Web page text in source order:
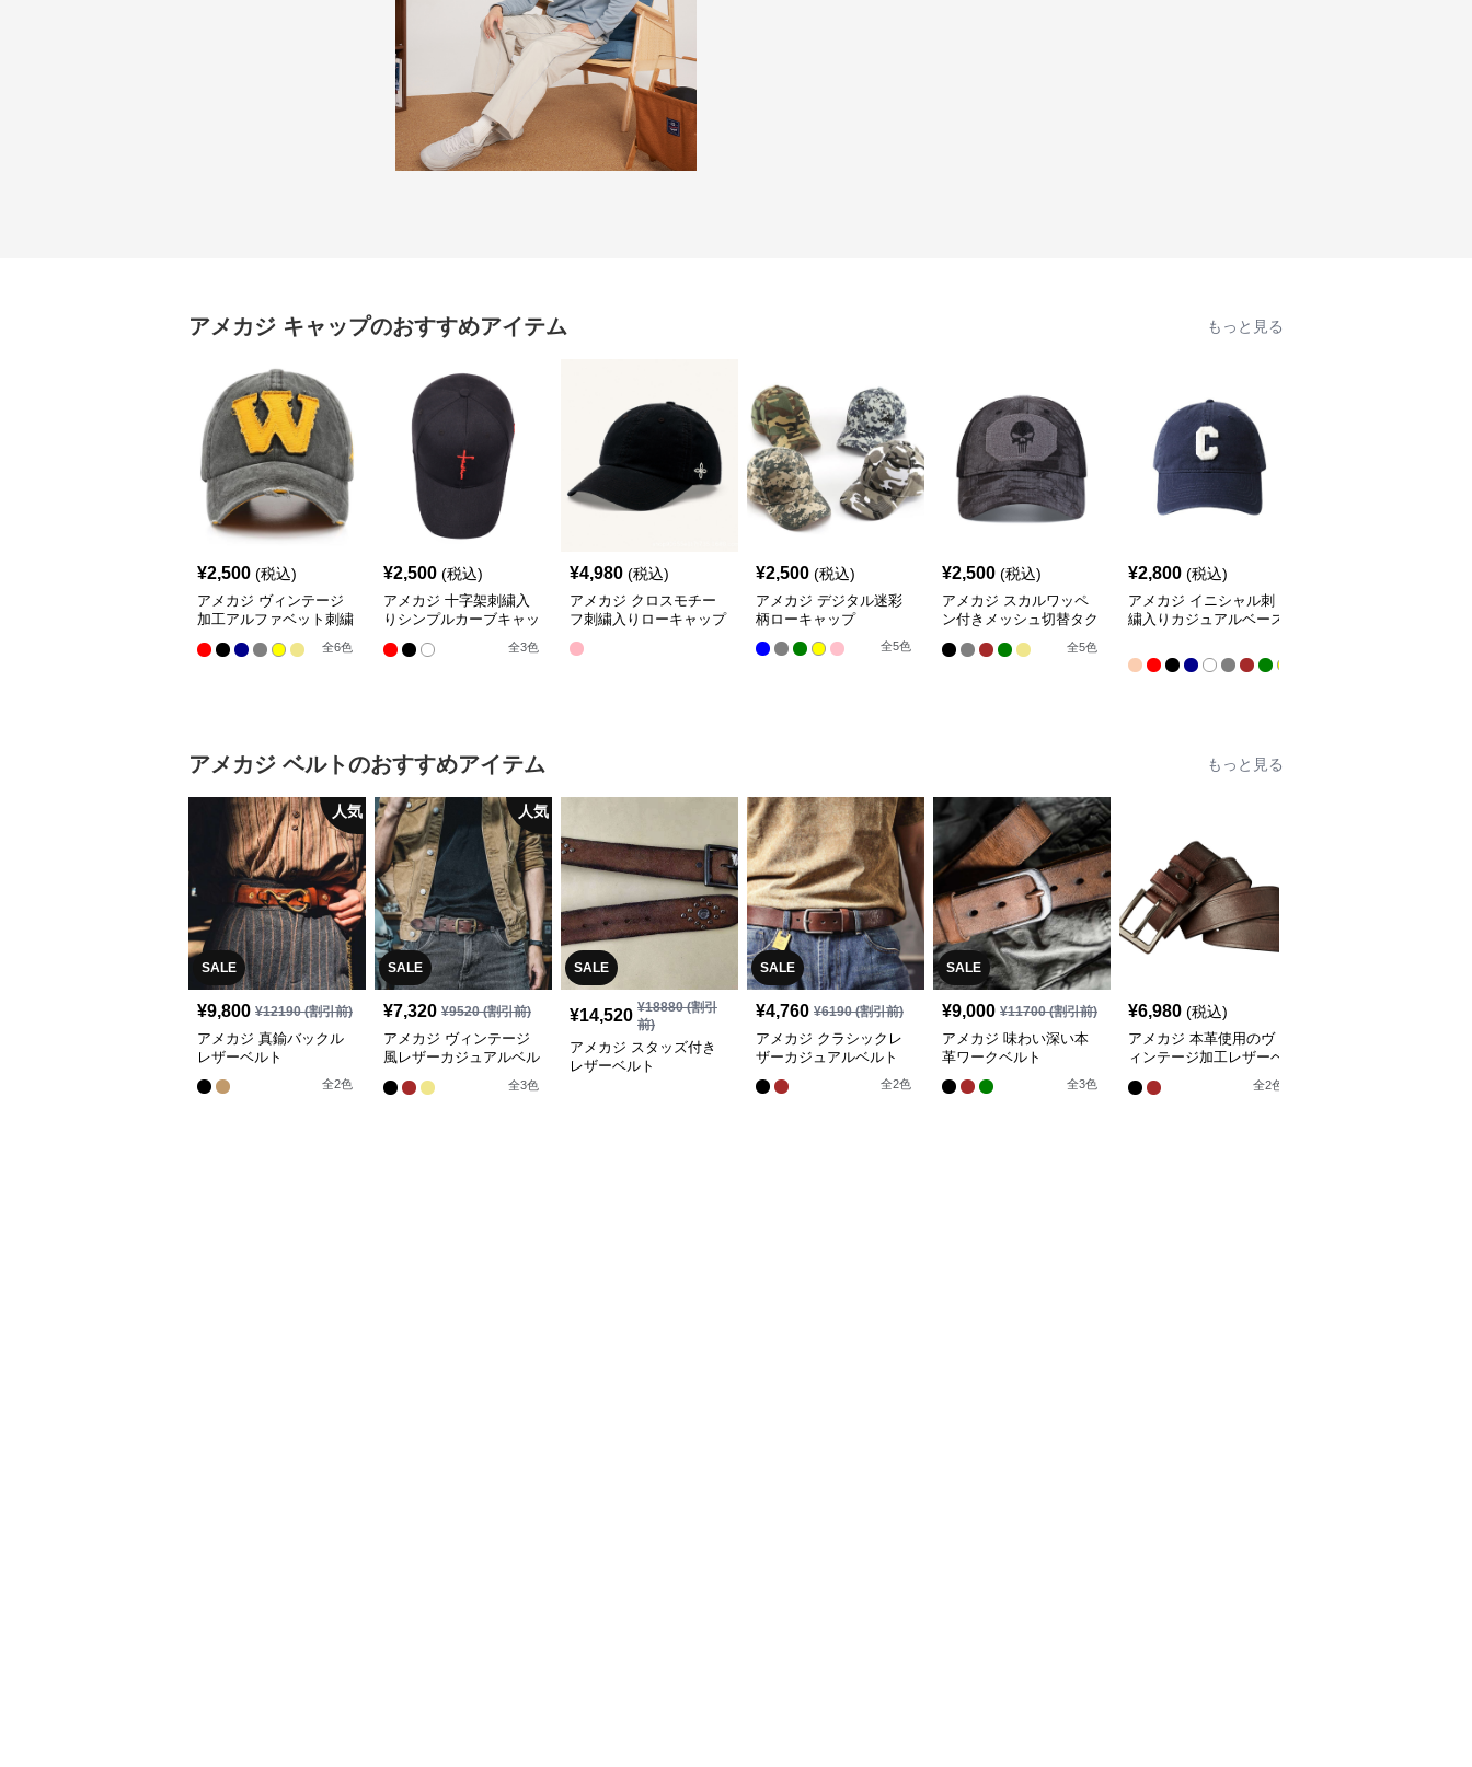
アメカジ キャップのおすすめアイテム もっと見る
¥2,500 (税込)
アメカジ ヴィンテージ
加工アルファベット刺繍
全6色
¥2,500 (税込)
アメカジ 十字架刺繍入
りシンプルカーブキャッ
全3色
¥4,980 (税込)
アメカジ クロスモチー
フ刺繍入りローキャップ
¥2,500 (税込)
アメカジ デジタル迷彩
柄ローキャップ
全5色
¥2,500 (税込)
アメカジ スカルワッペ
ン付きメッシュ切替タク
全5色
¥2,800 (税込)
アメカジ イニシャル刺
繍入りカジュアルベース
アメカジ ベルトのおすすめアイテム もっと見る
SALE
人気
¥9,800 ¥12190(割引前)
アメカジ 真鍮バックル
レザーベルト
全2色
SALE
人気
¥7,320 ¥9520(割引前)
アメカジ ヴィンテージ
風レザーカジュアルベル
全3色
SALE
¥14,520 ¥18880(割引
前)
アメカジ スタッズ付き
レザーベルト
SALE
¥4,760 ¥6190(割引前)
アメカジ クラシックレ
ザーカジュアルベルト
全2色
SALE
¥9,000 ¥11700(割引前)
アメカジ 味わい深い本
革ワークベルト
全3色
¥6,980 (税込)
アメカジ 本革使用のヴ
ィンテージ加工レザーベ
全2色